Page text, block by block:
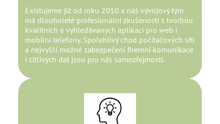
Existujeme již od roku 2010 a náš vývojový tým
má dlouholeté profesionální zkušenosti s tvorbou
kvalitních a vyhledávaných aplikací pro web i
mobilní telefony. Spolehlivý chod počítačových sítí
a nejvyšší možné zabezpečení firemní komunikace
i citlivých dat jsou pro nás samozřejmostí.